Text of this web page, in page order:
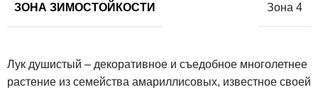
ЗОНА ЗИМОСТОЙКОСТИ Зона 4
Лук душистый – декоративное и съедобное многолетнее
растение из семейства амариллисовых, известное своей